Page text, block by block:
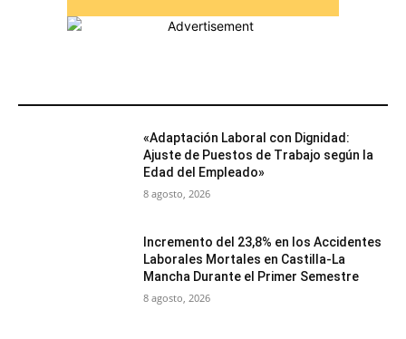
«Adaptación Laboral con Dignidad:
Ajuste de Puestos de Trabajo según la
Edad del Empleado»
8 agosto, 2026
Incremento del 23,8% en los Accidentes
Laborales Mortales en Castilla-La
Mancha Durante el Primer Semestre
8 agosto, 2026